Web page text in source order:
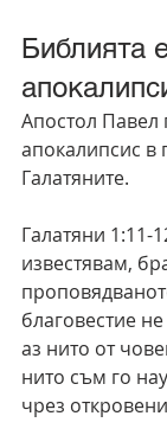
Библията
Апостол Павел
апокалипсис в
Галатяните.
Галатяни 1:11-
известявам,
благовестие
аз нито от
нито съм го
чрез